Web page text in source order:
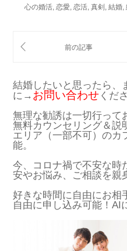
心の婚活, 恋愛, 恋活, 真剣 , 結婚,
結婚したいと思ったら、
に→ お問い合わせ くだ
無理な勧誘は一切行って
無料カウンセリング＆説
エリア（一部不可）のカ
能。
今、コロナ禍で不安な時
安やお悩み、ご相談を親
好きな時間に自由にお相
自由に申し込み可能！AI